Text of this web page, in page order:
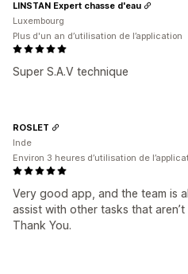
Super S.A.V technique
LINSTAN Expert chasse d'eau
Luxembourg
Plus d'un an d’utilisation de l’application
Very good app, and the team is
assist with other tasks that
Thank You.
ROSLET
Inde
Environ 3 heures d’utilisation de